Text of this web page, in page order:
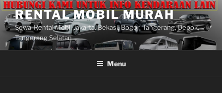
Lompat
ke
konten
RENTAL MOBIL MURAH
Sewa-Rental Mobil Jakarta, Bekasi, Bogor, Tangerang, Depok,
Tangerang Selatan
Menu